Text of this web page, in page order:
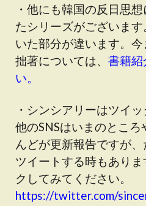
・他にも韓国の反日思
たシリーズがございま
いた部分が違います。
拙著については、 書籍紹
い。
・シンシアリーはツイ
他のSNSはいまのとこ
んどが更新報告ですが
ツイートする時もあり
クしてみてください。
https://twitter.com/